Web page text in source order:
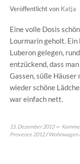
Veröffentlicht von Katja
Eine volle Dosis
Lourmarin geholt.
Luberon gelegen,
entzückend, dass
Gassen, süße
wieder schöne
war einfach nett.
15. Dezember 2013
Provence 2012/